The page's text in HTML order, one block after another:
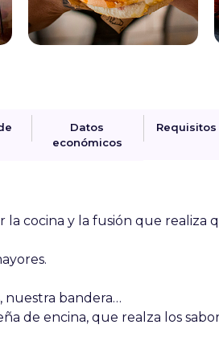
Datos
económicos
Requisitos
la cocina y la fusión que realiza
nuestra bandera…
de encina, que realza los